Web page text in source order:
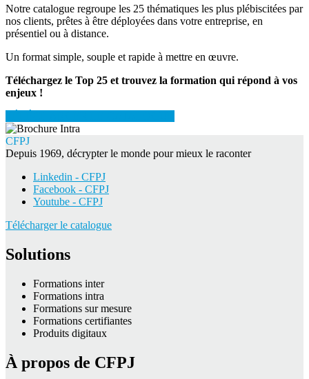
Notre catalogue regroupe les 25 thématiques les plus plébiscitées par
nos clients, prêtes à être déployées dans votre entreprise, en
présentiel ou à distance.
Un format simple, souple et rapide à mettre en œuvre.
Téléchargez le Top 25 et trouvez la formation qui répond à vos
enjeux !
CFPJ
Depuis 1969, décrypter le monde pour mieux le raconter
Linkedin - CFPJ
Facebook - CFPJ
Youtube - CFPJ
Télécharger le catalogue
Solutions
Formations inter
Formations intra
Formations sur mesure
Formations certifiantes
Produits digitaux
À propos de CFPJ